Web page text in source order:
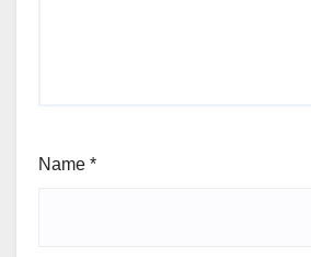
Name *